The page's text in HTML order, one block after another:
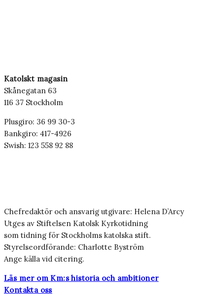
Katolskt magasin
Skånegatan 63
116 37 Stockholm
Plusgiro: 36 99 30-3
Bankgiro: 417-4926
Swish: 123 558 92 88
Chefredaktör och ansvarig utgivare: Helena D’Arcy
Utges av Stiftelsen Katolsk Kyrkotidning
som tidning för Stockholms katolska stift.
Styrelseordförande: Charlotte Byström
Ange källa vid citering.
Läs mer om Km:s historia och ambitioner
Kontakta oss